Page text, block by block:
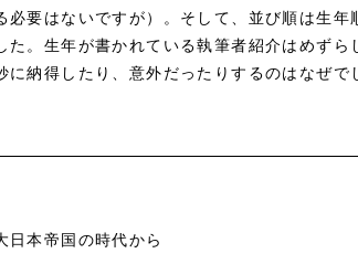
必要はないですが）。そして、並び順は生
た。生年が書かれている執筆者紹介はめずら
に納得したり、意外だったりするのはなぜで
本帝国の時代から